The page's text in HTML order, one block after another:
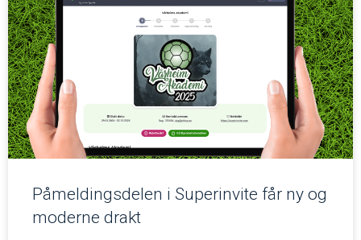
Påmeldingsdelen i Superinvite får ny og
moderne drakt